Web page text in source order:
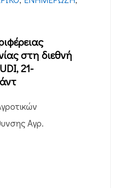
στη διεθνή
21-
Αγρ.